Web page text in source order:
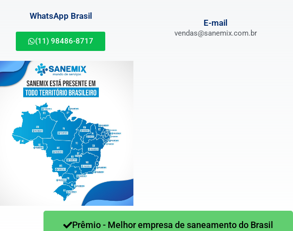
WhatsApp Brasil
(11) 98486-8717
E-mail
vendas@sanemix.com.br
Prêmio - Melhor empresa de saneamento do Brasil